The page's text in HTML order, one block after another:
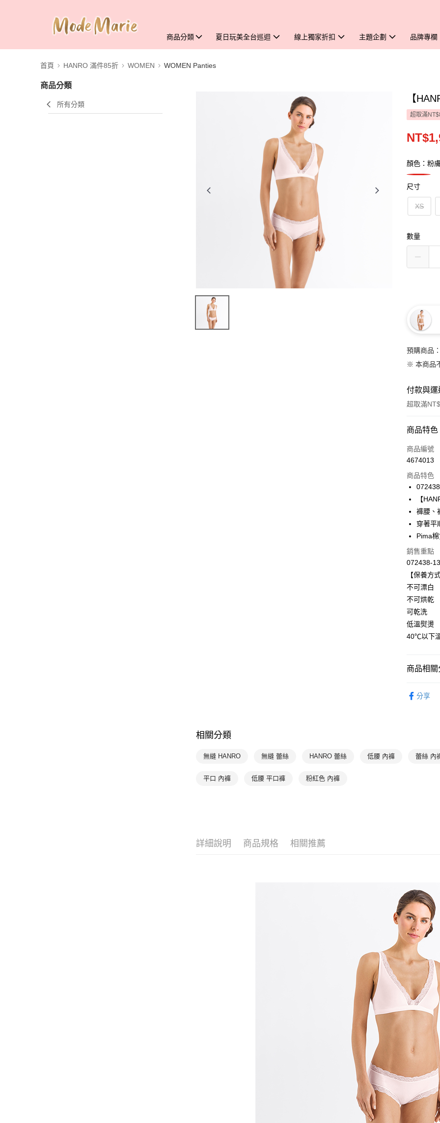
商品分類 夏日玩美全台巡迴 線上獨家折扣 主題企劃 品牌專欄
首頁 HANRO 滿件85折 WOMEN WOMEN Panties
商品分類
所有分類
【
超取滿
顏色：粉
尺寸
XS
數量
預購商品
※ 本商品
付款與
超取滿
付款方式
信用卡一
Apple Pay
悠遊付
全盈+PAY
ATM付款
運送方式
付款後全
出
每筆
付款後萊
付款後7-
宅配
商品特色
商品編號
4674013
商品特色
【
褲腰、
穿著平
Pima
銷售重點
072438-
【保養方
不可漂白
不可烘乾
可乾洗
低溫熨燙
40℃以下
商品相關
HANRO
分享
相關分類
無縫 HANRO 無縫 蕾絲 HANRO 蕾絲 低腰 內褲 蕾絲 內
平口 內褲 低腰 平口褲 粉紅色 內褲
詳細說明 商品規格 相關推薦